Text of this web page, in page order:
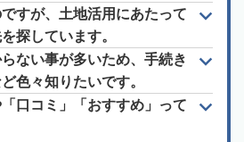
すが、土地活用にあたって
探しています。
ない事が多いため、手続き
色々知りたいです。
「口コミ」「おすすめ」って